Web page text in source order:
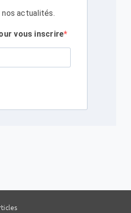
actualités.
vous inscrire